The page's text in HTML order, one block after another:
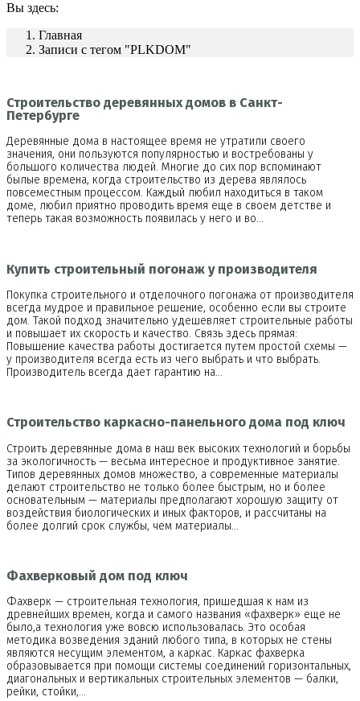
Вы здесь:
Главная
Записи с тегом "PLKDOM"
Строительство деревянных домов в Санкт-
Петербурге
Деревянные дома в настоящее время не утратили своего
значения, они пользуются популярностью и востребованы у
большого количества людей. Многие до сих пор вспоминают
былые времена, когда строительство из дерева являлось
повсеместным процессом. Каждый любил находиться в таком
доме, любил приятно проводить время еще в своем детстве и
теперь такая возможность появилась у него и во…
Купить строительный погонаж у производителя
Покупка строительного и отделочного погонажа от производителя
всегда мудрое и правильное решение, особенно если вы строите
дом. Такой подход значительно удешевляет строительные работы
и повышает их скорость и качество. Связь здесь прямая:
Повышение качества работы достигается путем простой схемы —
у производителя всегда есть из чего выбрать и что выбрать.
Производитель всегда дает гарантию на…
Строительство каркасно-панельного дома под ключ
Строить деревянные дома в наш век высоких технологий и борьбы
за экологичность — весьма интересное и продуктивное занятие.
Типов деревянных домов множество, а современные материалы
делают строительство не только более быстрым, но и более
основательным — материалы предполагают хорошую защиту от
воздействия биологических и иных факторов, и рассчитаны на
более долгий срок службы, чем материалы…
Фахверковый дом под ключ
Фахверк — строительная технология, пришедшая к нам из
древнейших времен, когда и самого названия «фахверк» еще не
было,а технология уже вовсю использовалась. Это особая
методика возведения зданий любого типа, в которых не стены
являются несущим элементом, а каркас. Каркас фахверка
образовывается при помощи системы соединений горизонтальных,
диагональных и вертикальных строительных элементов — балки,
рейки, стойки,…